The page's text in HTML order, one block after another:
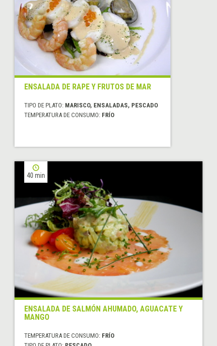
ENSALADA DE RAPE Y FRUTOS DE MAR
TIPO DE PLATO: MARISCO, ENSALADAS, PESCADO
TEMPERATURA DE CONSUMO: FRÍO
40 min
ENSALADA DE SALMÓN AHUMADO, AGUACATE Y
MANGO
TEMPERATURA DE CONSUMO: FRÍO